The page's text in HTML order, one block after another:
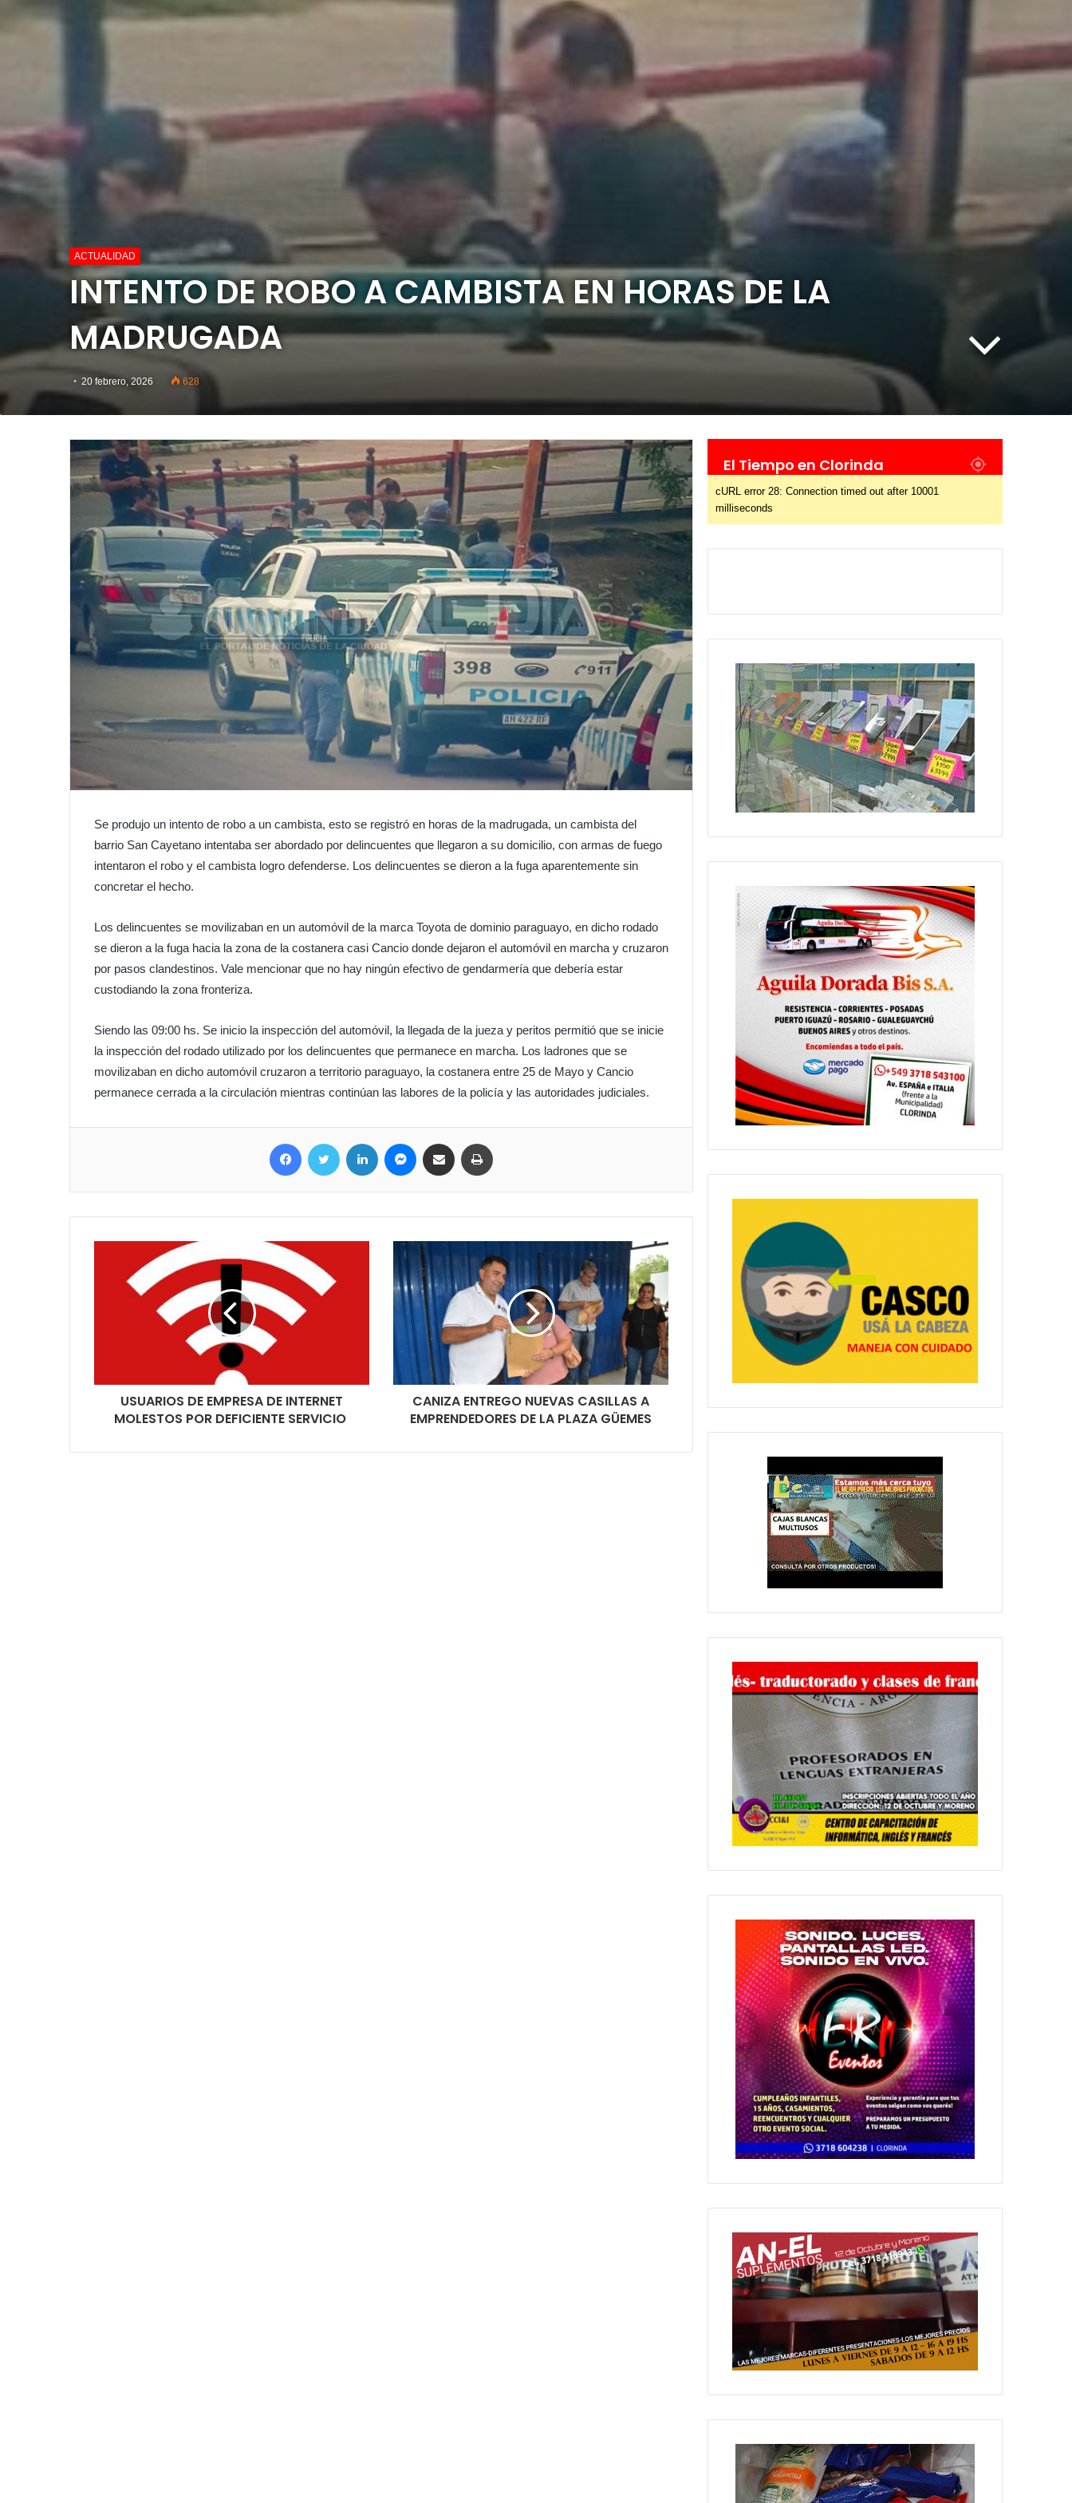
ACTUALIDAD
INTENTO DE ROBO A CAMBISTA EN HORAS DE LA
MADRUGADA
20 febrero, 2026 628
Se produjo un intento de robo a un cambista, esto se registró en horas de la madrugada, un cambista del
barrio San Cayetano intentaba ser abordado por delincuentes que llegaron a su domicilio, con armas de fuego
intentaron el robo y el cambista logro defenderse. Los delincuentes se dieron a la fuga aparentemente sin
concretar el hecho.
Los delincuentes se movilizaban en un automóvil de la marca Toyota de dominio paraguayo, en dicho rodado
se dieron a la fuga hacia la zona de la costanera casi Cancio donde dejaron el automóvil en marcha y cruzaron
por pasos clandestinos. Vale mencionar que no hay ningún efectivo de gendarmería que debería estar
custodiando la zona fronteriza.
Siendo las 09:00 hs. Se inicio la inspección del automóvil, la llegada de la jueza y peritos permitió que se inicie
la inspección del rodado utilizado por los delincuentes que permanece en marcha. Los ladrones que se
movilizaban en dicho automóvil cruzaron a territorio paraguayo, la costanera entre 25 de Mayo y Cancio
permanece cerrada a la circulación mientras continúan las labores de la policía y las autoridades judiciales.
USUARIOS DE EMPRESA DE INTERNET
MOLESTOS POR DEFICIENTE SERVICIO
CANIZA ENTREGO NUEVAS CASILLAS A
EMPRENDEDORES DE LA PLAZA GÜEMES
El Tiempo en Clorinda
cURL error 28: Connection timed out after 10001
milliseconds